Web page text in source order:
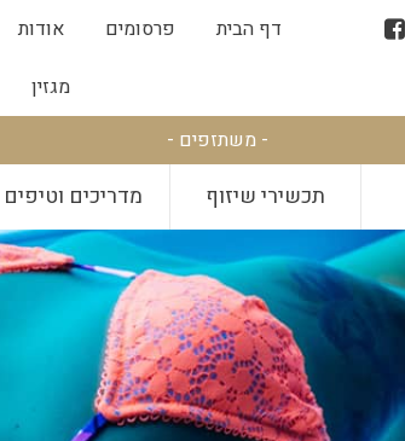
דף הבית פרסומים אודות
מגזין
- משתזפים -
תכשירי שיזוף מדריכים וטיפים